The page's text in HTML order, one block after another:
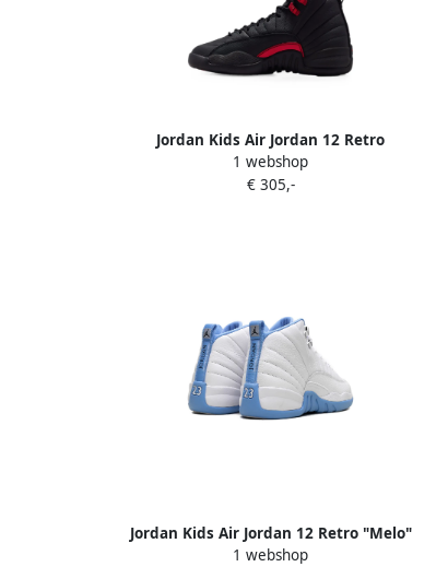
Jordan Kids Air Jordan 12 Retro
Bloodline sneakers Zwart
1 webshop
€ 305,-
Jordan Kids Air Jordan 12 Retro "Melo"
sneakers White University Blue
1 webshop